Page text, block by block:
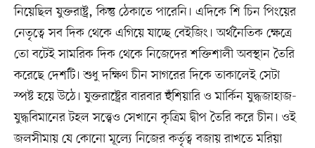
নিয়েছিল যুক্তরাষ্ট্র, কিন্তু ঠেকাতে পারেনি। এদিকে শি চিন পিংয়ের
নেতৃত্বে সব দিক থেকে এগিয়ে যাচ্ছে বেইজিং। অর্থনৈতিক ক্ষেত্রে
তো বটেই সামরিক দিক থেকে নিজেদের শক্তিশালী অবস্থান তৈরি
করেছে দেশটি। শুধু দক্ষিণ চীন সাগরের দিকে তাকালেই সেটা
স্পষ্ট হয়ে উঠে। যুক্তরাষ্ট্রের বারবার হুঁশিয়ারি ও মার্কিন যুদ্ধজাহাজ-
যুদ্ধবিমানের টহল সত্ত্বেও সেখানে কৃত্রিম দ্বীপ তৈরি করে চীন। ওই
জলসীমায় যে কোনো মূল্যে নিজের কর্তৃত্ব বজায় রাখতে মরিয়া